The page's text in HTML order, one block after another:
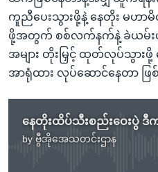
ကူညီပေးသွားဖို့နဲ့ နေတိုး မဟ
ဖို့အတွက် စစ်လက်နက်နဲ့ ခဲယမ်းပ
အများ တိုးမြှင့် ထုတ်လုပ်သွာ
အာရုံထား လုပ်ဆောင်နေတာ ဖြ
နေတိုးထိပ်သီးစည်းဝေးပွဲ
by ဗွီအိုအေသတင်းဌာန
No media